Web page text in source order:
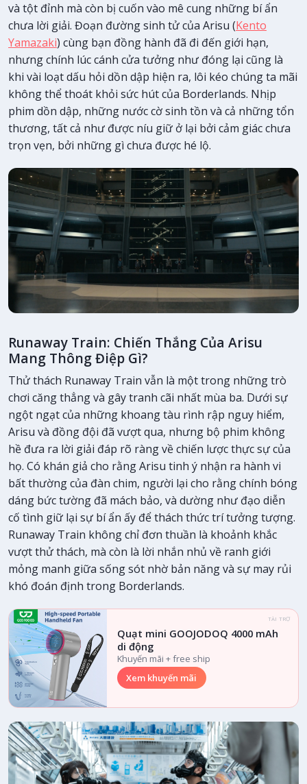
và tột đỉnh mà còn bị cuốn vào mê cung những bí ẩn
chưa lời giải. Đoạn đường sinh tử của Arisu (Kento
Yamazaki) cùng bạn đồng hành đã đi đến giới hạn,
nhưng chính lúc cánh cửa tưởng như đóng lại cũng là
khi vài loạt dấu hỏi dồn dập hiện ra, lôi kéo chúng ta mãi
không thể thoát khỏi sức hút của Borderlands. Nhịp
phim dồn dập, những nước cờ sinh tồn và cả những tổn
thương, tất cả như được níu giữ ở lại bởi cảm giác chưa
trọn vẹn, bởi những gì chưa được hé lộ.
Runaway Train: Chiến Thắng Của Arisu
Mang Thông Điệp Gì?
Thử thách Runaway Train vẫn là một trong những trò
chơi căng thẳng và gây tranh cãi nhất mùa ba. Dưới sự
ngột ngạt của những khoang tàu rình rập nguy hiểm,
Arisu và đồng đội đã vượt qua, nhưng bộ phim không
hề đưa ra lời giải đáp rõ ràng về chiến lược thực sự của
họ. Có khán giả cho rằng Arisu tinh ý nhận ra hành vi
bất thường của đàn chim, người lại cho rằng chính bóng
dáng bức tường đã mách bảo, và dường như đạo diễn
cố tình giữ lại sự bí ẩn ấy để thách thức trí tưởng tượng.
Runaway Train không chỉ đơn thuần là khoảnh khắc
vượt thử thách, mà còn là lời nhắn nhủ về ranh giới
mỏng manh giữa sống sót nhờ bản năng và sự may rủi
khó đoán định trong Borderlands.
TÀI TRỢ
Quạt mini GOOJODOQ 4000 mAh
di động
Khuyến mãi + free ship
Xem khuyến mãi